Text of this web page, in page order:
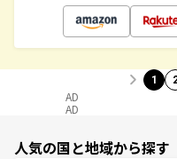
1
AD
AD
人気の国と地域から探す